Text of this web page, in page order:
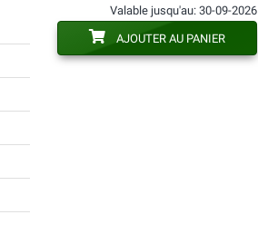
Valable jusqu'au: 30-09-2026
AJOUTER AU PANIER